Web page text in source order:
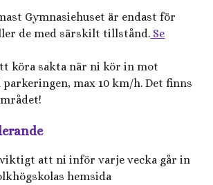
Gymnasiehuset är endast för
de med särskilt tillstånd. Se
köra sakta när ni kör in mot
max 10 km/h. Det finns
att ni inför varje vecka går in
hemsida